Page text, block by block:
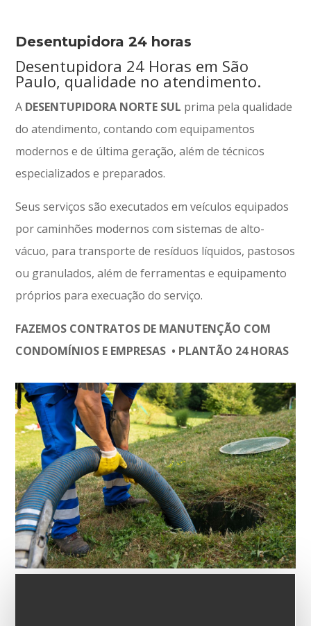
Desentupidora 24 horas
Desentupidora 24 Horas em São
Paulo, qualidade no atendimento.
A DESENTUPIDORA NORTE SUL prima pela qualidade
do atendimento, contando com equipamentos
modernos e de última geração, além de técnicos
especializados e preparados.
Seus serviços são executados em veículos equipados
por caminhões modernos com sistemas de alto-
vácuo, para transporte de resíduos líquidos, pastosos
ou granulados, além de ferramentas e equipamento
próprios para execuação do serviço.
FAZEMOS CONTRATOS DE MANUTENÇÃO COM
CONDOMÍNIOS E EMPRESAS • PLANTÃO 24 HORAS